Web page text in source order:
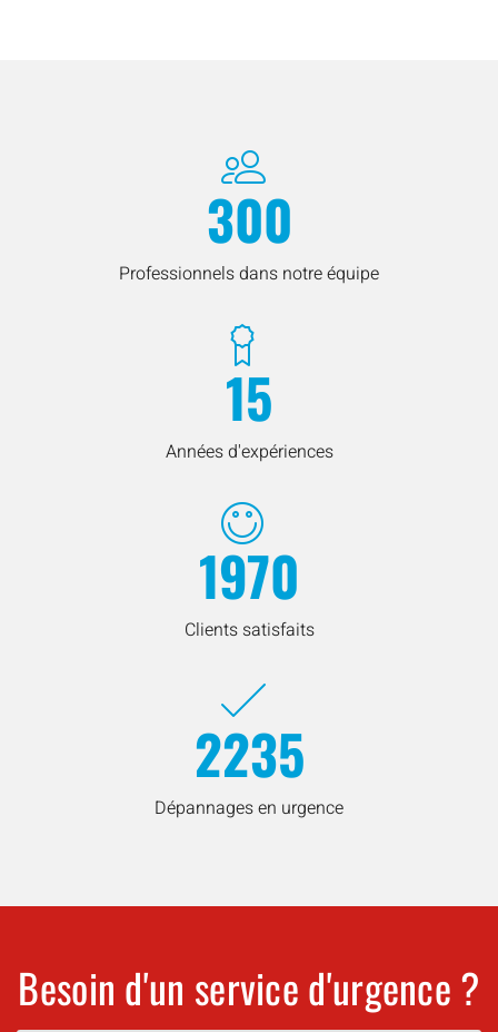
300
Professionnels dans notre équipe
15
Années d'expériences
1970
Clients satisfaits
2235
Dépannages en urgence
Besoin d'un service d'urgence ?